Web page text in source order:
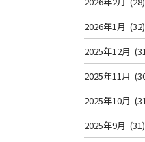
2026年1月 (32)
2025年12月
2025年11月
2025年10月
2025年9月 (31)